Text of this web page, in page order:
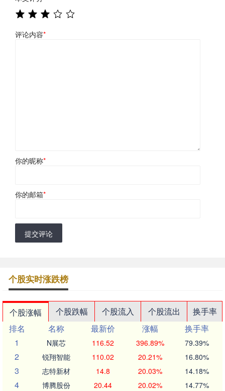
评论内容*
你的昵称*
你的邮箱*
提交评论
个股实时涨跌榜
个股涨幅 个股跌幅 个股流入 个股流出
换手率
排名
名称 最新价 涨幅
换手率
1
N展芯 116.52 396.89% 79.39%
2 锐翔智能 110.02 20.21% 16.80%
3 志特新材 14.8 20.03% 14.18%
4 博腾股份 20.44 20.02% 14.77%